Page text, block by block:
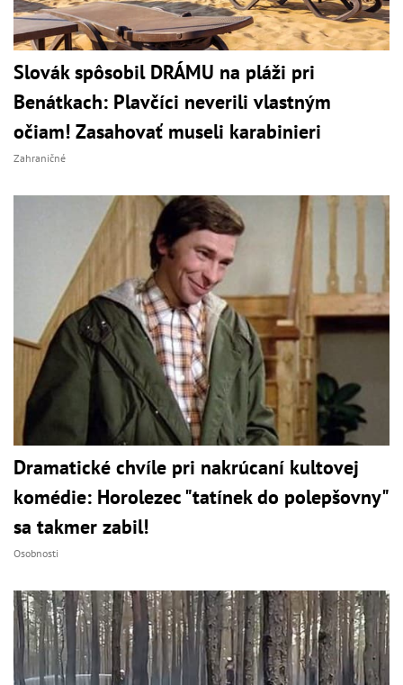
Slovák spôsobil DRÁMU na pláži pri
Benátkach: Plavčíci neverili vlastným
očiam! Zasahovať museli karabinieri
Zahraničné
Dramatické chvíle pri nakrúcaní kultovej
komédie: Horolezec "tatínek do polepšovny"
sa takmer zabil!
Osobnosti